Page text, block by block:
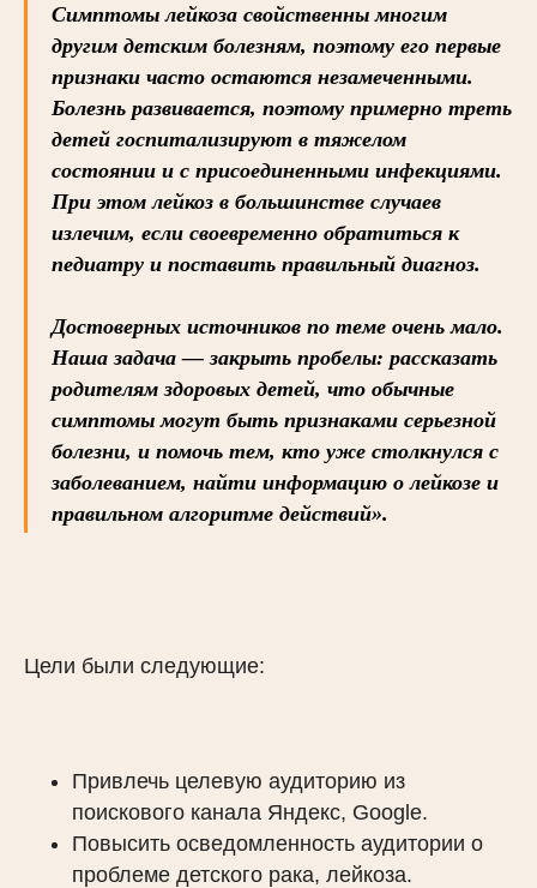
Симптомы лейкоза свойственны многим
другим детским болезням, поэтому его первые
признаки часто остаются незамеченными.
Болезнь развивается, поэтому примерно треть
детей госпитализируют в тяжелом
состоянии и с присоединенными инфекциями.
При этом лейкоз в большинстве случаев
излечим, если своевременно обратиться к
педиатру и поставить правильный диагноз.
Достоверных источников по теме очень мало.
Наша задача — закрыть пробелы: рассказать
родителям здоровых детей, что обычные
симптомы могут быть признаками серьезной
болезни, и помочь тем, кто уже столкнулся с
заболеванием, найти информацию о лейкозе и
правильном алгоритме действий».
Цели были следующие:
Привлечь целевую аудиторию из
поискового канала Яндекс, Google.
Повысить осведомленность аудитории о
проблеме детского рака, лейкоза.